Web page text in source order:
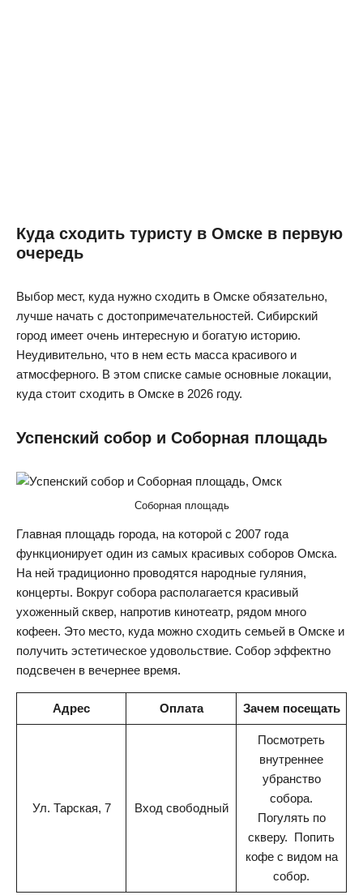
Куда сходить туристу в Омске в первую
очередь
Выбор мест, куда нужно сходить в Омске обязательно,
лучше начать с достопримечательностей. Сибирский
город имеет очень интересную и богатую историю.
Неудивительно, что в нем есть масса красивого и
атмосферного. В этом списке самые основные локации,
куда стоит сходить в Омске в 2026 году.
Успенский собор и Соборная площадь
Соборная площадь
Главная площадь города, на которой с 2007 года
функционирует один из самых красивых соборов Омска.
На ней традиционно проводятся народные гуляния,
концерты. Вокруг собора располагается красивый
ухоженный сквер, напротив кинотеатр, рядом много
кофеен. Это место, куда можно сходить семьей в Омске и
получить эстетическое удовольствие. Собор эффектно
подсвечен в вечернее время.
Адрес Оплата Зачем посещать
Ул. Тарская, 7 Вход свободный
Посмотреть
внутреннее
убранство
собора.
Погулять по
скверу. Попить
кофе с видом на
собор.